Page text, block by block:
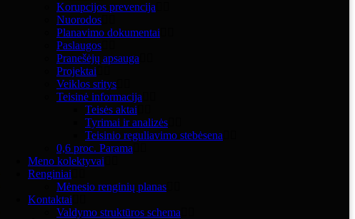
Korupcijos prevencija
Nuorodos
Planavimo dokumentai
Paslaugos
Pranešėjų apsauga
Projektai
Veiklos sritys
Teisinė informacija
Teisės aktai
Tyrimai ir analizės
Teisinio reguliavimo stebėsena
0,6 proc. Parama
Meno kolektyvai
Renginiai
Mėnesio renginių planas
Kontaktai
Valdymo struktūros schema